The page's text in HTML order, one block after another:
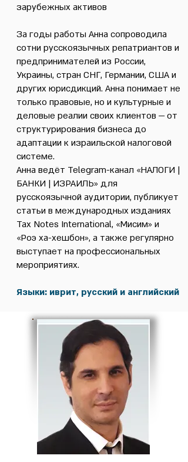
зарубежных активов
За годы работы Анна сопроводила
сотни русскоязычных репатриантов и
предпринимателей из России,
Украины, стран СНГ, Германии, США и
других юрисдикций. Анна понимает не
только правовые, но и культурные и
деловые реалии своих клиентов — от
структурирования бизнеса до
адаптации к израильской налоговой
системе.
Анна ведёт Telegram-канал «НАЛОГИ |
БАНКИ | ИЗРАИЛЬ» для
русскоязычной аудитории, публикует
статьи в международных изданиях
Tax Notes International, «Мисим» и
«Роэ ха-хешбон», а также регулярно
выступает на профессиональных
мероприятиях.
Языки: иврит, русский и английский